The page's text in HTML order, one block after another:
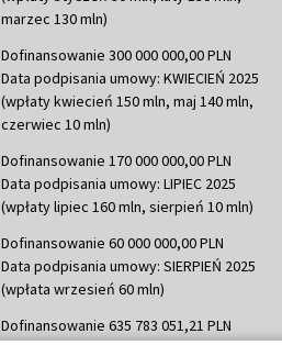
marzec 130 mln)
Dofinansowanie 300 000 000,00 PLN
Data podpisania umowy: KWIECIEŃ 2025
(wpłaty kwiecień 150 mln, maj 140 mln,
czerwiec 10 mln)
Dofinansowanie 170 000 000,00 PLN
Data podpisania umowy: LIPIEC 2025
(wpłaty lipiec 160 mln, sierpień 10 mln)
Dofinansowanie 60 000 000,00 PLN
Data podpisania umowy: SIERPIEŃ 2025
(wpłata wrzesień 60 mln)
Dofinansowanie 635 783 051,21 PLN